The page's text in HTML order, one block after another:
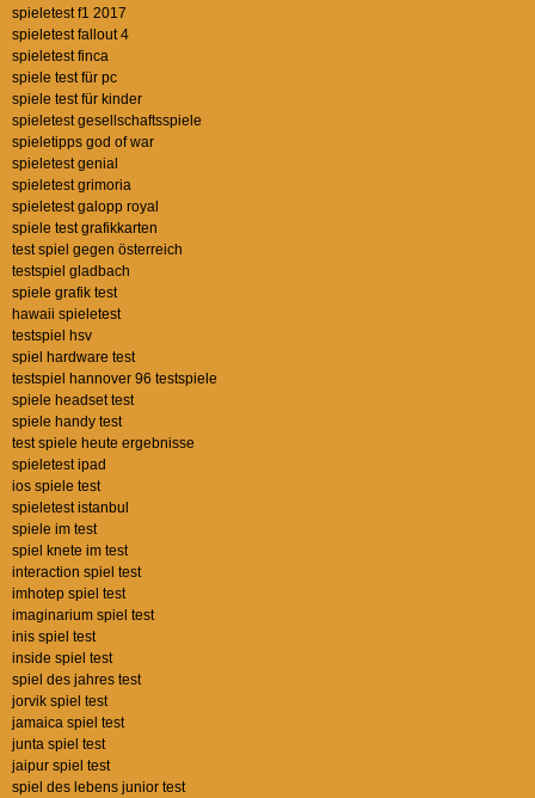
spieletest f1 2017
spieletest fallout 4
spieletest finca
spiele test für pc
spiele test für kinder
spieletest gesellschaftsspiele
spieletipps god of war
spieletest genial
spieletest grimoria
spieletest galopp royal
spiele test grafikkarten
test spiel gegen österreich
testspiel gladbach
spiele grafik test
hawaii spieletest
testspiel hsv
spiel hardware test
testspiel hannover 96 testspiele
spiele headset test
spiele handy test
test spiele heute ergebnisse
spieletest ipad
ios spiele test
spieletest istanbul
spiele im test
spiel knete im test
interaction spiel test
imhotep spiel test
imaginarium spiel test
inis spiel test
inside spiel test
spiel des jahres test
jorvik spiel test
jamaica spiel test
junta spiel test
jaipur spiel test
spiel des lebens junior test